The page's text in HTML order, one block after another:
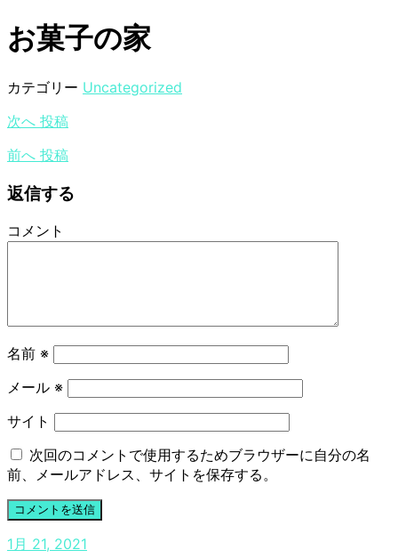
お菓子の家
カテゴリー Uncategorized
次へ 投稿
前へ 投稿
返信する
コメント
名前 ※
メール ※
サイト
次回のコメントで使用するためブラウザーに自分の名
前、メールアドレス、サイトを保存する。
1月 21, 2021